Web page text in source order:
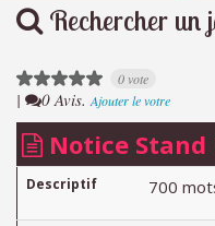
Rechercher un
0 vote
| 0 Avis. Ajouter le votre
Notice Stand
Descriptif 700